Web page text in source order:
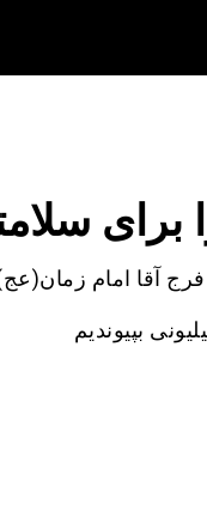
برای
آقا امام
بپیوندیم